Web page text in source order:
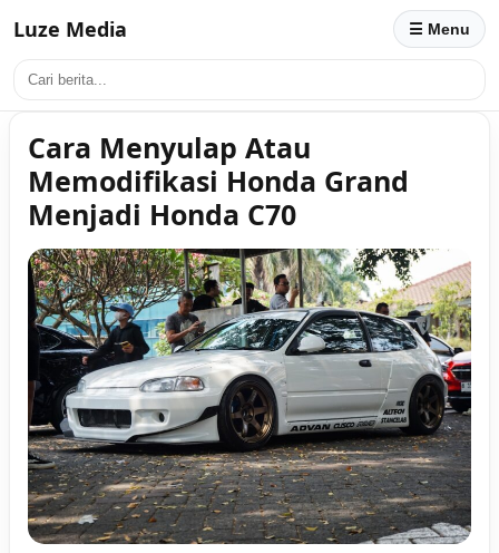
Luze Media ☰ Menu
Cara Menyulap Atau
Memodifikasi Honda Grand
Menjadi Honda C70